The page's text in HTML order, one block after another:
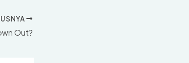
Out?